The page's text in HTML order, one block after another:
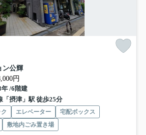
ン公輝
円
/6階建
「摂津」駅 徒歩25分
エレベーター
宅配ボックス
敷地内ごみ置き場